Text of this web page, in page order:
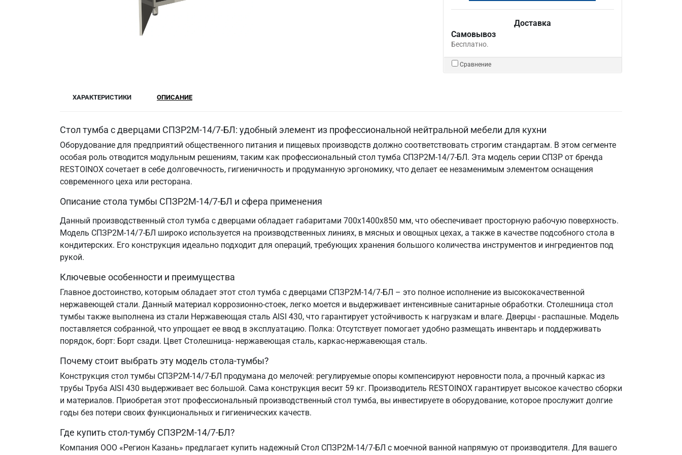
Доставка
Самовывоз
Бесплатно.
Сравнение
ХАРАКТЕРИСТИКИ ОПИСАНИЕ
Стол тумба с дверцами СПЗР2М-14/7-БЛ: удобный элемент из профессиональной нейтральной мебели для кухни
Оборудование для предприятий общественного питания и пищевых производств должно соответствовать строгим стандартам. В этом сегменте
особая роль отводится модульным решениям, таким как профессиональный стол тумба СПЗР2М-14/7-БЛ. Эта модель серии СПЗР от бренда
RESTOINOX сочетает в себе долговечность, гигиеничность и продуманную эргономику, что делает ее незаменимым элементом оснащения
современного цеха или ресторана.
Описание стола тумбы СПЗР2М-14/7-БЛ и сфера применения
Данный производственный стол тумба с дверцами обладает габаритами 700х1400х850 мм, что обеспечивает просторную рабочую поверхность.
Модель СПЗР2М-14/7-БЛ широко используется на производственных линиях, в мясных и овощных цехах, а также в качестве подсобного стола в
кондитерских. Его конструкция идеально подходит для операций, требующих хранения большого количества инструментов и ингредиентов под
рукой.
Ключевые особенности и преимущества
Главное достоинство, которым обладает этот стол тумба с дверцами СПЗР2М-14/7-БЛ – это полное исполнение из высококачественной
нержавеющей стали. Данный материал коррозионно-стоек, легко моется и выдерживает интенсивные санитарные обработки. Столешница стол
тумбы также выполнена из стали Нержавеющая сталь AISI 430, что гарантирует устойчивость к нагрузкам и влаге. Дверцы - распашные. Модель
поставляется собранной, что упрощает ее ввод в эксплуатацию. Полка: Отсутствует помогает удобно размещать инвентарь и поддерживать
порядок, борт: Борт сзади. Цвет Столешница- нержавеющая сталь, каркас-нержавеющая сталь.
Почему стоит выбрать эту модель стола-тумбы?
Конструкция стол тумбы СПЗР2М-14/7-БЛ продумана до мелочей: регулируемые опоры компенсируют неровности пола, а прочный каркас из
трубы Труба AISI 430 выдерживает вес большой. Сама конструкция весит 59 кг. Производитель RESTOINOX гарантирует высокое качество сборки
и материалов. Приобретая этот профессиональный производственный стол тумба, вы инвестируете в оборудование, которое прослужит долгие
годы без потери своих функциональных и гигиенических качеств.
Где купить стол-тумбу СПЗР2М-14/7-БЛ?
Компания ООО «Регион Казань» предлагает купить надежный Стол СПЗР2М-14/7-БЛ с моечной ванной напрямую от производителя. Для вашего